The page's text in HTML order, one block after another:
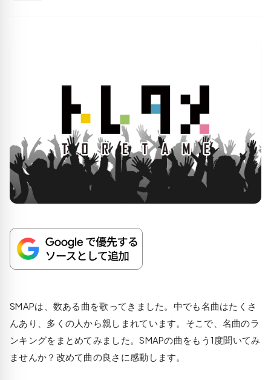
SMAPは、数ある曲を歌ってきました。中でも名曲はたくさ
んあり、多くの人から親しまれています。そこで、名曲のラ
ンキングをまとめてみました。SMAPの曲をもう1度聞いてみ
ませんか？改めて曲の良さに感動します。